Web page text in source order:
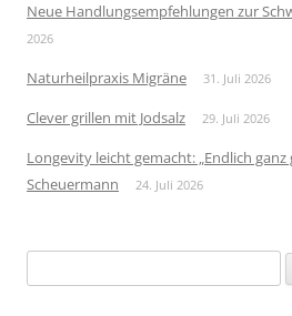
Neue Handlungsempfehlungen zur
2026
Naturheilpraxis Migräne 31. Juli 2026
Clever grillen mit Jodsalz 29. Juli 2026
Longevity leicht gemacht: „Endlich
Scheuermann
24. Juli 2026
nach: